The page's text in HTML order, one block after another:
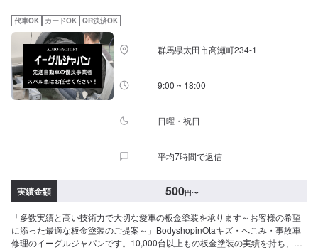
ださい。駐車スペースは事務所前の空いているスペースに駐車してくださ
い。受付はスタッフへ「メンテモで予約しました」とお伝えください。ご案
内いたします。【定休日・営業時間】定休日：日曜、祝日営業時間：
8:00~18:00
代車OK カードOK QR決済OK
群馬県太田市高瀬町234-1
9:00 ~ 18:00
日曜・祝日
平均7時間で返信
実績金額 500円〜
「多数実績と高い技術力で大切な愛車の板金塗装を承ります～お客様の希望
に添った最適な板金塗装のご提案～」BodyshopinOtaキズ・へこみ・事故車
修理のイーグルジャパンです。10,000台以上もの板金塗装の実績を持ち、太